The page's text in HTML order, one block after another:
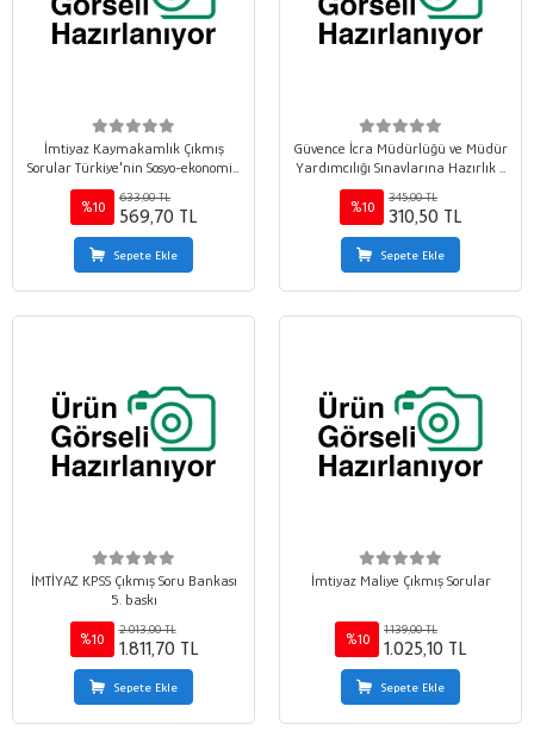
İmtiyaz Kaymakamlık Çıkmış
Sorular Türkiye'nin Sosyo-ekonomik
Yapısı, İktisat
%10
633,00 TL
569,70 TL
Sepete Ekle
Güvence İcra Müdürlüğü ve Müdür
Yardımcılığı Sınavlarına Hazırlık 7
Deneme
%10
345,00 TL
310,50 TL
Sepete Ekle
İMTİYAZ KPSS Çıkmış Soru Bankası
5. baskı
%10
2.013,00 TL
1.811,70 TL
Sepete Ekle
İmtiyaz Maliye Çıkmış Sorular
%10
1.139,00 TL
1.025,10 TL
Sepete Ekle